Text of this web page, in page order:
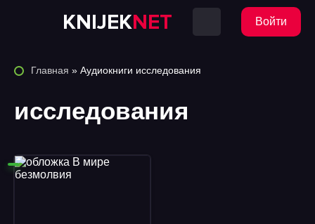
KNIJEKNET Войти
Главная » Аудиокниги исследования
исследования